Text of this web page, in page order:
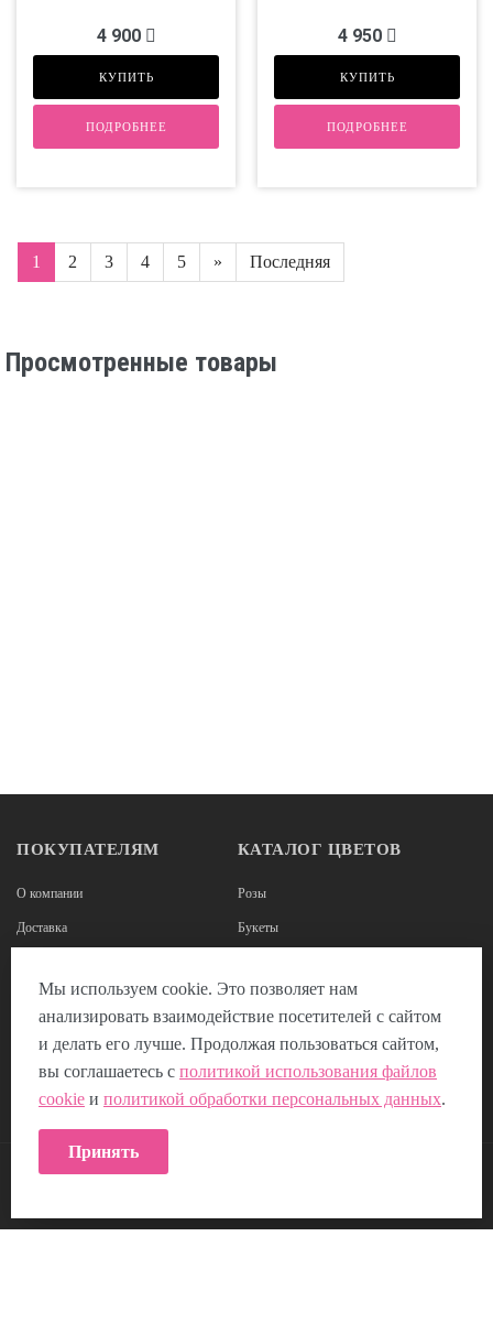
4 900
КУПИТЬ
ПОДРОБНЕЕ
4 950
КУПИТЬ
ПОДРОБНЕЕ
1 2 3 4 5 » Последняя
Просмотренные товары
ПОКУПАТЕЛЯМ
О компании
Доставка
Наши реквизиты
Политика использования Cookie
КАТАЛОГ ЦВЕТОВ
Розы
Букеты
Цветы в коробках
Мы используем cookie. Это позволяет нам
анализировать взаимодействие посетителей с сайтом
и делать его лучше. Продолжая пользоваться сайтом,
вы соглашаетесь с политикой использования файлов
cookie и политикой обработки персональных данных.
Принять